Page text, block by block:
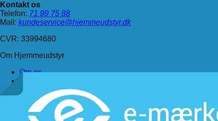
Kontakt os
Telefon: 71 99 75 88
Mail: kundeservice@hjemmeudstyr.dk
CVR: 33994680
Om Hjemmeudstyr
Om os
Levering
Kundeservice
Returnering
Privatlivspolitik